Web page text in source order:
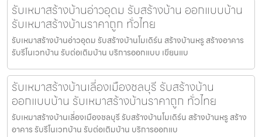
รับเหมาสร้างบ้านอ่าวอุดม รับสร้างบ้าน ออกแบบบ้าน
รับเหมาสร้างบ้านราคาถูก ทั่วไทย
รับเหมาสร้างบ้านอ่าวอุดม รับสร้างบ้านโมเดิร์น สร้างบ้านหรู สร้างอาคาร
รับรีโนเวทบ้าน รับต่อเติมบ้าน บริการออกแบบ เขียนแบ
รับเหมาสร้างบ้านเลี่องเมืองชลบุรี รับสร้างบ้าน
ออกแบบบ้าน รับเหมาสร้างบ้านราคาถูก ทั่วไทย
รับเหมาสร้างบ้านเลี่องเมืองชลบุรี รับสร้างบ้านโมเดิร์น สร้างบ้านหรู สร้าง
อาคาร รับรีโนเวทบ้าน รับต่อเติมบ้าน บริการออกแบ